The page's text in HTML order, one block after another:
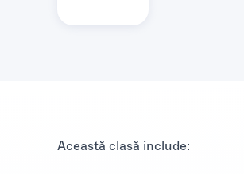
Această clasă include: